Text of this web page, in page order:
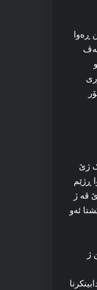
ڕه‌وا
ژێ
ڕژێم
ڤه‌ ژ
ئه‌و
ژ
ژ بۆ دابینکرنا